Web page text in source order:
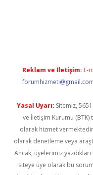
Reklam ve İletişim: E-
Yasal Uyarı: Sitemiz,
ve İletişim Kurumu (BTK)
olarak hizmet
olarak denetleme veya
Ancak, üyelerimiz
siteye üye olarak bu